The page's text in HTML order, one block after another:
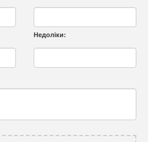
Недоліки: